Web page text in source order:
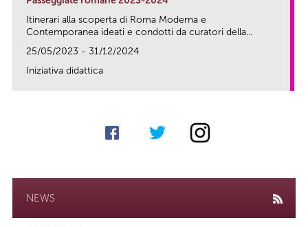
Itinerari alla scoperta di Roma Moderna e
Contemporanea ideati e condotti da curatori della...
25/05/2023 - 31/12/2024
Iniziativa didattica
NEWS